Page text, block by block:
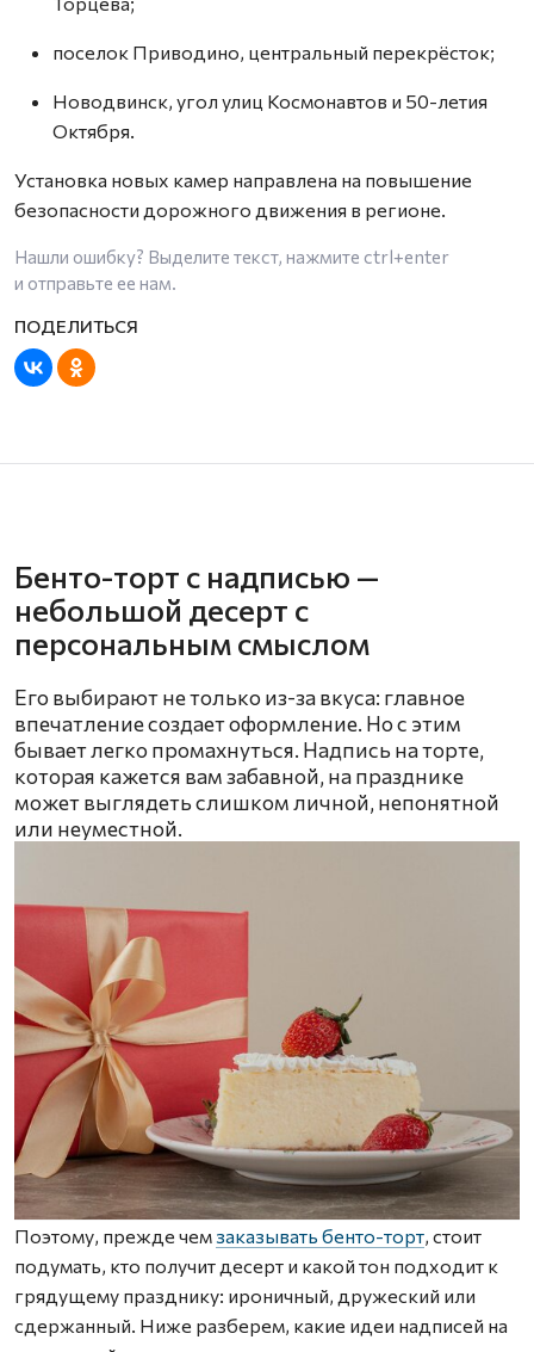
поселок Приводино, центральный перекрёсток;
Новодвинск, угол улиц Космонавтов и 50-летия
Октября.
Установка новых камер направлена на повышение
безопасности дорожного движения в регионе.
Нашли ошибку? Выделите текст, нажмите ctrl+enter
и отправьте ее нам.
Бенто-торт с надписью —
небольшой десерт с
персональным смыслом
Его выбирают не только из-за вкуса: главное
впечатление создает оформление. Но с этим
бывает легко промахнуться. Надпись на торте,
которая кажется вам забавной, на празднике
может выглядеть слишком личной, непонятной
или неуместной.
Поэтому, прежде чем заказывать бенто-торт, стоит
подумать, кто получит десерт и какой тон подходит к
грядущему празднику: ироничный, дружеский или
сдержанный. Ниже разберем, какие идеи надписей на